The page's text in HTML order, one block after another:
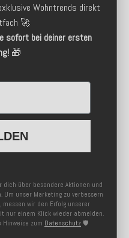
Wohntrends direkt
🚀
sofort bei deiner ersten
🎁
über besondere Aktionen und
unser Marketing zu verbessern
wir den Erfolg unserer
nur einem Klick wieder abmelden.
Hinweise zum Datenschutz 🛡️